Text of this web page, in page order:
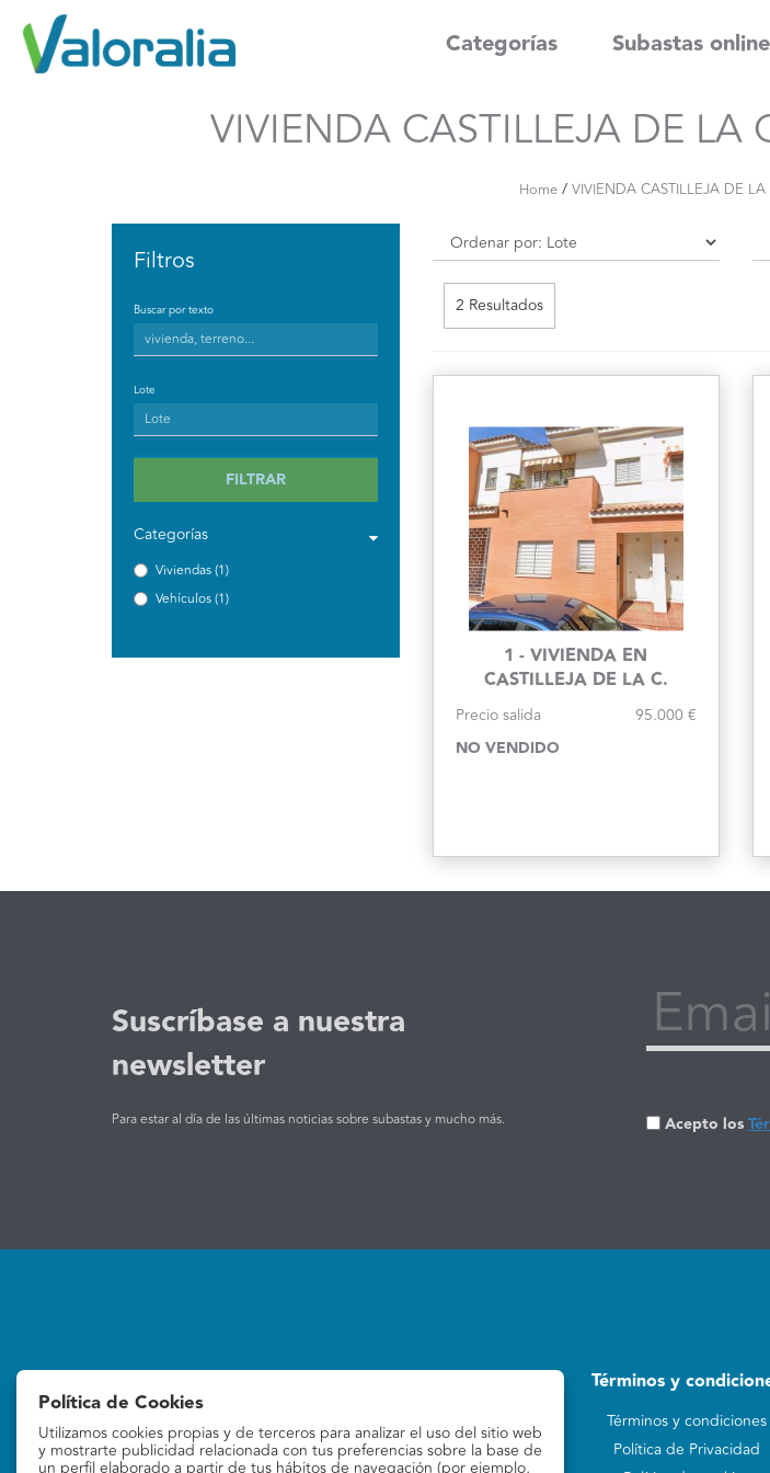
Categorías Subastas online
VIVIENDA CASTILLEJA DE LA
Home/ VIVIENDA CASTILLEJA DE LA
Filtros
Buscar por texto
Lote
FILTRAR
Categorías
Viviendas (1)
Vehículos (1)
2 Resultados
1 - VIVIENDA EN
CASTILLEJA DE LA C.
Precio salida 95.000 €
NO VENDIDO
Suscríbase a nuestra
newsletter
Para estar al día de las últimas noticias sobre subastas y mucho más. Acepto los
Subastas online
Quiénes Somos
Contacto
Términos y
Términos y condiciones
Política de Privacidad
Política de Cookies
Utilizamos cookies propias y de terceros para analizar el uso del sitio web
y mostrarte publicidad relacionada con tus preferencias sobre la base de
un perfil elaborado a partir de tus hábitos de navegación (por ejemplo,